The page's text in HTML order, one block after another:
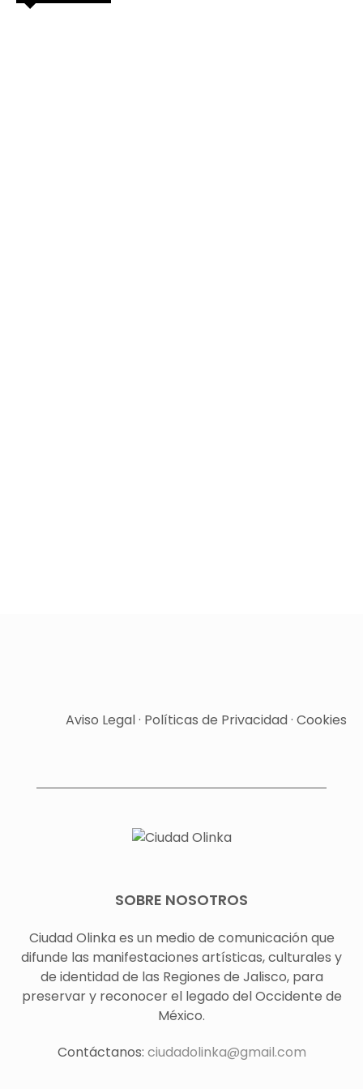
Aviso Legal· Políticas de Privacidad· Cookies
SOBRE NOSOTROS
Ciudad Olinka es un medio de comunicación que
difunde las manifestaciones artísticas, culturales y
de identidad de las Regiones de Jalisco, para
preservar y reconocer el legado del Occidente de
México.
Contáctanos: ciudadolinka@gmail.com